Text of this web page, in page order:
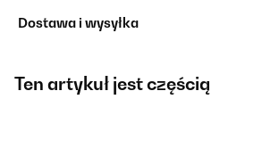
Dostawa i wysyłka
Ten artykuł jest częścią